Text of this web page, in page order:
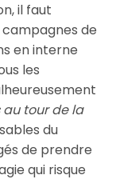
il faut
de
en interne
les
au tour de la
du
de prendre
qui risque